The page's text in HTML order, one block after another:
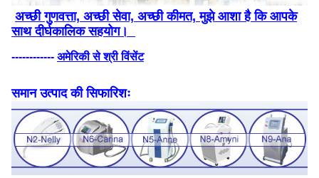
अच्छी गुणवत्ता, अच्छी सेवा, अच्छी कीमत, मुझे आशा है कि आपके
साथ दीर्घकालिक सहयोग।
------------ अमेरिकी से श्री विंसेंट
समान उत्पाद की सिफारिशः